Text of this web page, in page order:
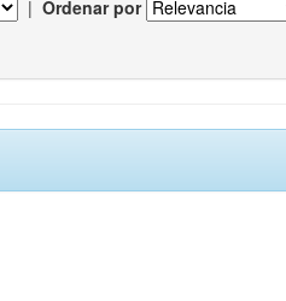
| Ordenar por